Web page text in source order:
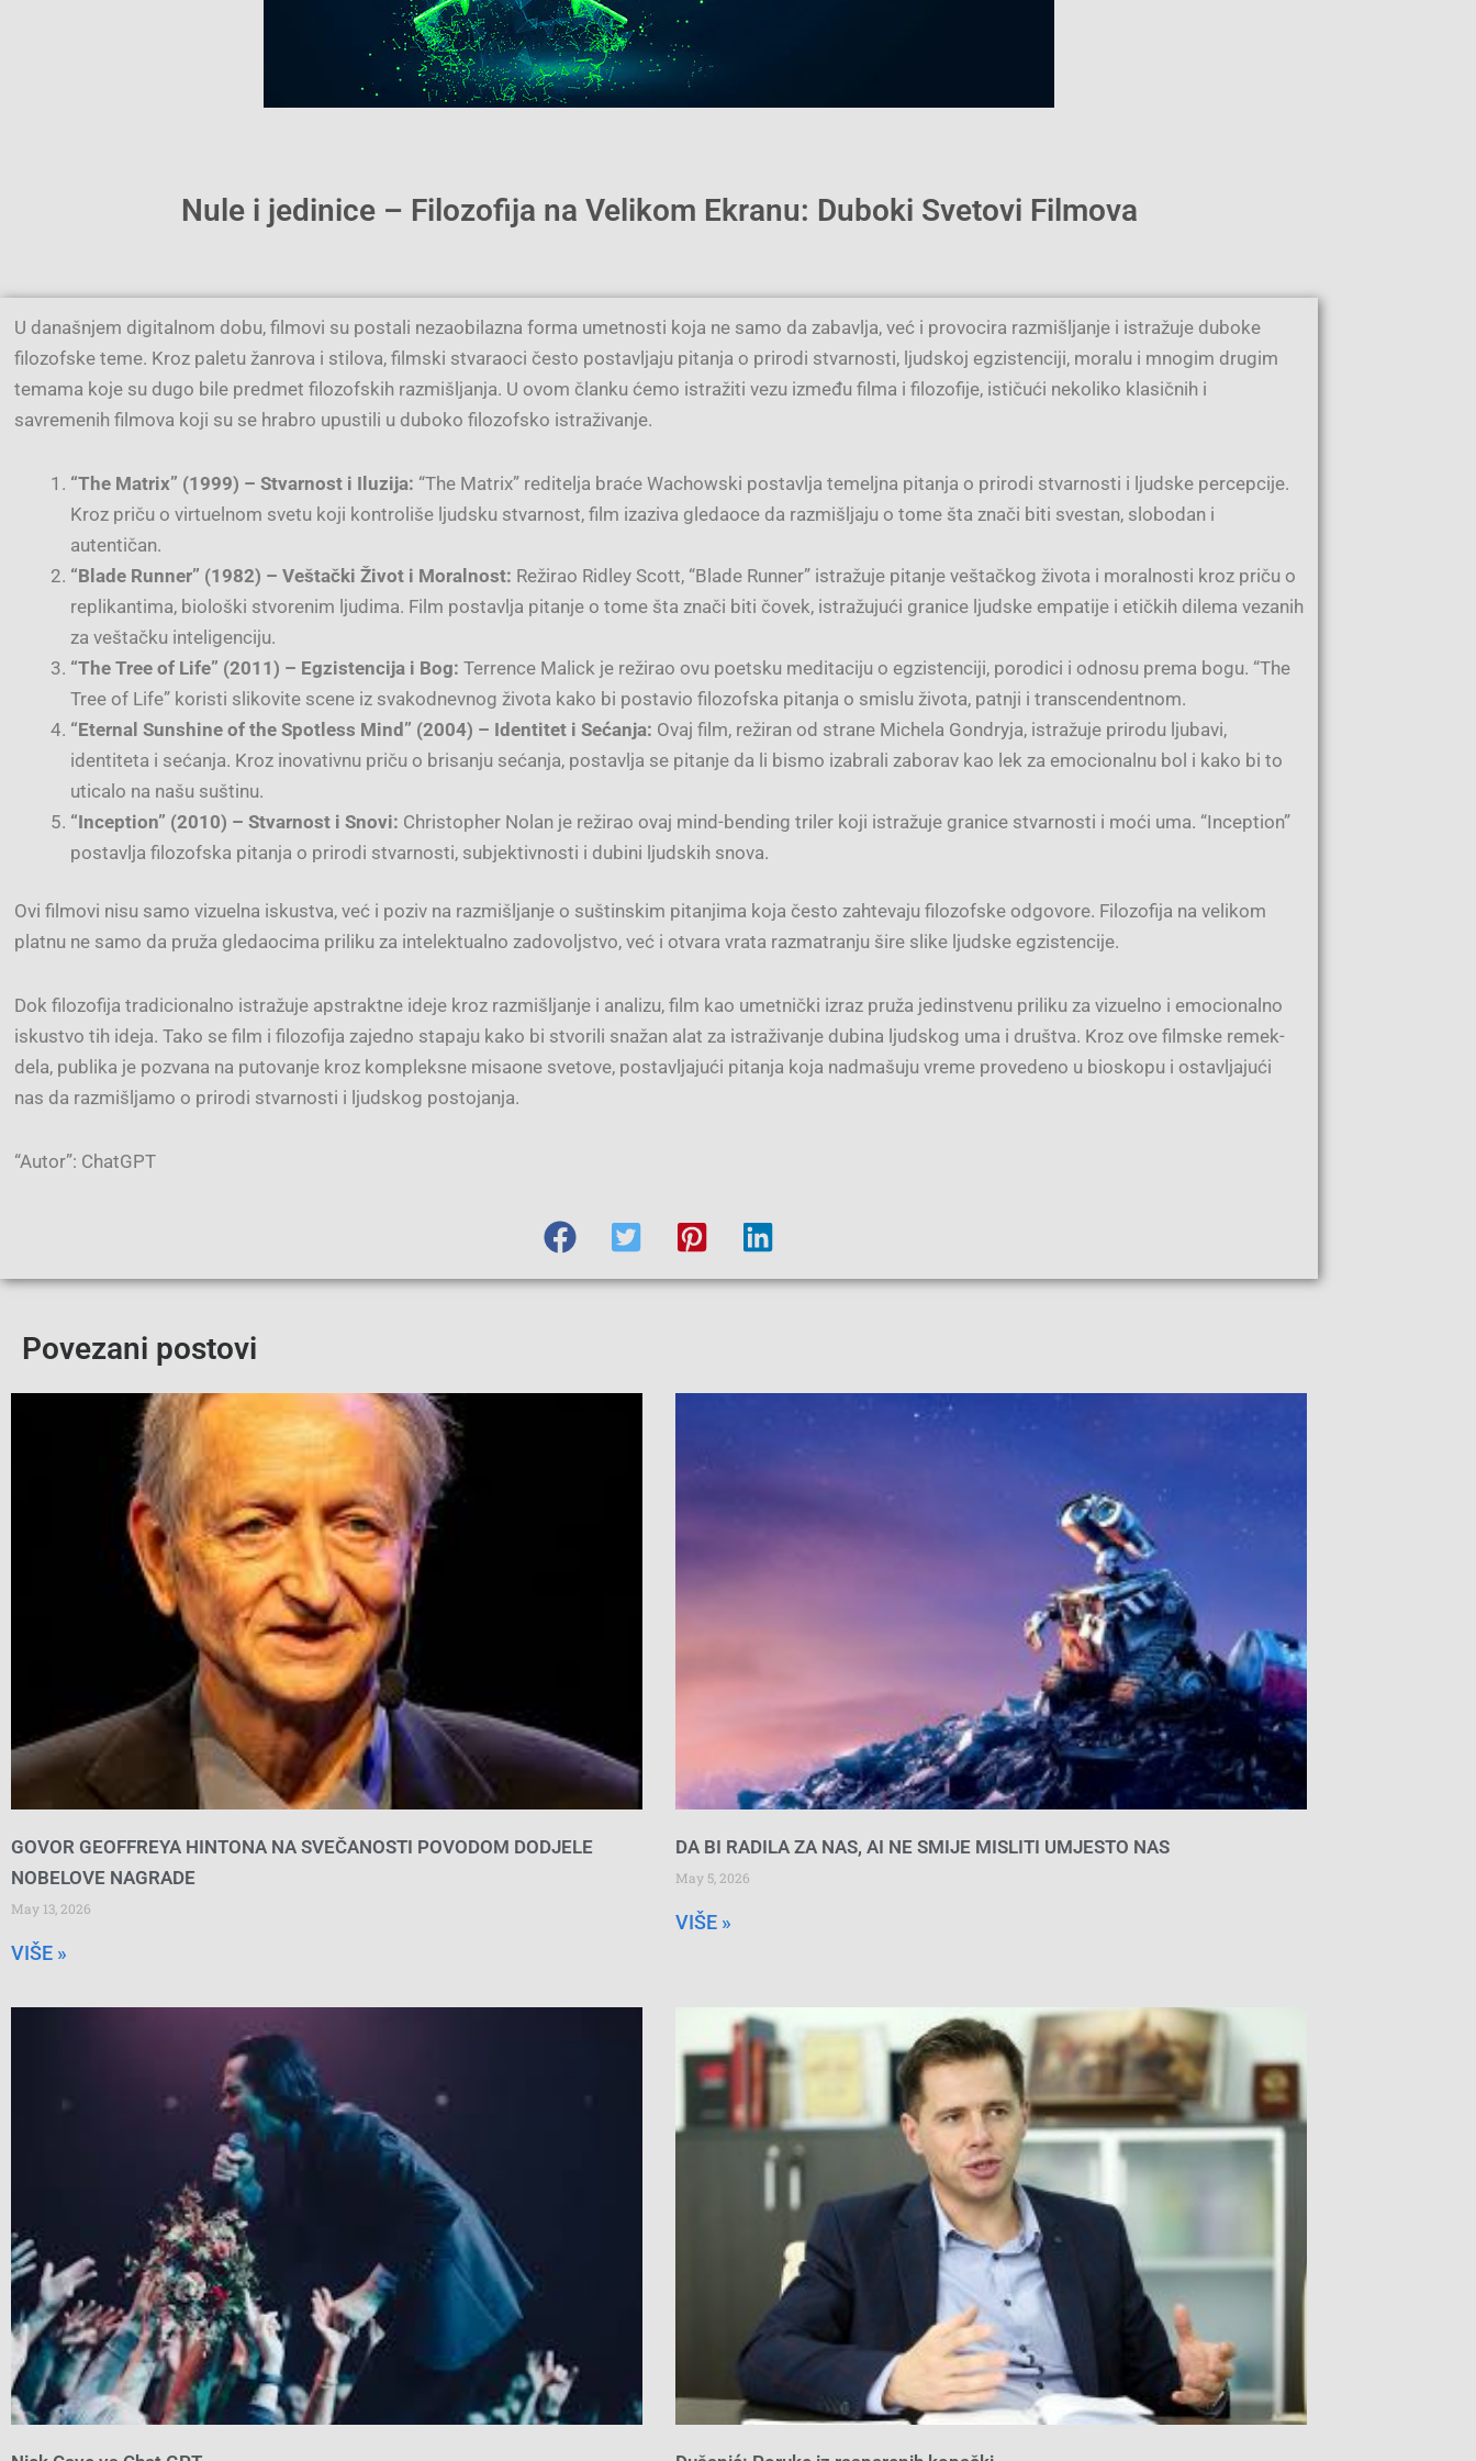
Nule i jedinice – Filozofija na Velikom Ekranu: Duboki Svetovi Filmova
U današnjem digitalnom dobu, filmovi su postali nezaobilazna forma umetnosti koja ne samo da zabavlja, već i provocira razmišljanje i istražuje duboke
filozofske teme. Kroz paletu žanrova i stilova, filmski stvaraoci često postavljaju pitanja o prirodi stvarnosti, ljudskoj egzistenciji, moralu i mnogim drugim
temama koje su dugo bile predmet filozofskih razmišljanja. U ovom članku ćemo istražiti vezu između filma i filozofije, ističući nekoliko klasičnih i
savremenih filmova koji su se hrabro upustili u duboko filozofsko istraživanje.
“The Matrix” (1999) – Stvarnost i Iluzija: “The Matrix” reditelja braće Wachowski postavlja temeljna pitanja o prirodi stvarnosti i ljudske percepcije.
Kroz priču o virtuelnom svetu koji kontroliše ljudsku stvarnost, film izaziva gledaoce da razmišljaju o tome šta znači biti svestan, slobodan i
autentičan.
“Blade Runner” (1982) – Veštački Život i Moralnost: Režirao Ridley Scott, “Blade Runner” istražuje pitanje veštačkog života i moralnosti kroz priču o
replikantima, biološki stvorenim ljudima. Film postavlja pitanje o tome šta znači biti čovek, istražujući granice ljudske empatije i etičkih dilema vezanih
za veštačku inteligenciju.
“The Tree of Life” (2011) – Egzistencija i Bog: Terrence Malick je režirao ovu poetsku meditaciju o egzistenciji, porodici i odnosu prema bogu. “The
Tree of Life” koristi slikovite scene iz svakodnevnog života kako bi postavio filozofska pitanja o smislu života, patnji i transcendentnom.
“Eternal Sunshine of the Spotless Mind” (2004) – Identitet i Sećanja: Ovaj film, režiran od strane Michela Gondryja, istražuje prirodu ljubavi,
identiteta i sećanja. Kroz inovativnu priču o brisanju sećanja, postavlja se pitanje da li bismo izabrali zaborav kao lek za emocionalnu bol i kako bi to
uticalo na našu suštinu.
“Inception” (2010) – Stvarnost i Snovi: Christopher Nolan je režirao ovaj mind-bending triler koji istražuje granice stvarnosti i moći uma. “Inception”
postavlja filozofska pitanja o prirodi stvarnosti, subjektivnosti i dubini ljudskih snova.
Ovi filmovi nisu samo vizuelna iskustva, već i poziv na razmišljanje o suštinskim pitanjima koja često zahtevaju filozofske odgovore. Filozofija na velikom
platnu ne samo da pruža gledaocima priliku za intelektualno zadovoljstvo, već i otvara vrata razmatranju šire slike ljudske egzistencije.
Dok filozofija tradicionalno istražuje apstraktne ideje kroz razmišljanje i analizu, film kao umetnički izraz pruža jedinstvenu priliku za vizuelno i emocionalno
iskustvo tih ideja. Tako se film i filozofija zajedno stapaju kako bi stvorili snažan alat za istraživanje dubina ljudskog uma i društva. Kroz ove filmske remek-
dela, publika je pozvana na putovanje kroz kompleksne misaone svetove, postavljajući pitanja koja nadmašuju vreme provedeno u bioskopu i ostavljajući
nas da razmišljamo o prirodi stvarnosti i ljudskog postojanja.
“Autor”: ChatGPT
Povezani postovi
GOVOR GEOFFREYA HINTONA NA SVEČANOSTI POVODOM DODJELE
NOBELOVE NAGRADE
May 13, 2026
VIŠE »
DA BI RADILA ZA NAS, AI NE SMIJE MISLITI UMJESTO NAS
May 5, 2026
VIŠE »